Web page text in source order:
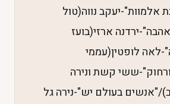
אלמוות"-יעקב נווה(טול
ירדנה ארזי(בועז
לאה לופטין(עממי
ששי קשת ונירה
"אנשים בעולם יש"-נירה גל